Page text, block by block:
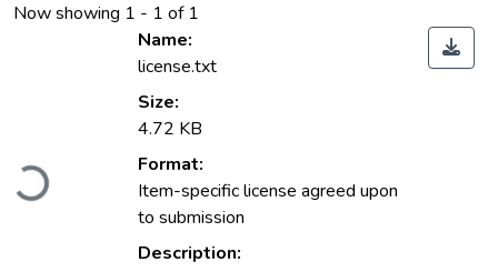
Now showing 1 - 1 of 1
Loading...
Name:
license.txt
Size:
4.72 KB
Format:
Item-specific license agreed upon
to submission
Description: